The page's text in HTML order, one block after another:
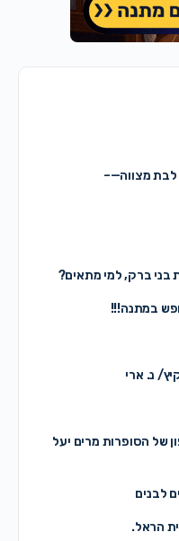
מצווה—–
בני ברק, למי מתאים?
במתנה!!!
נ. ארי
הסופרות מרים יעל
לבנים
הראל.